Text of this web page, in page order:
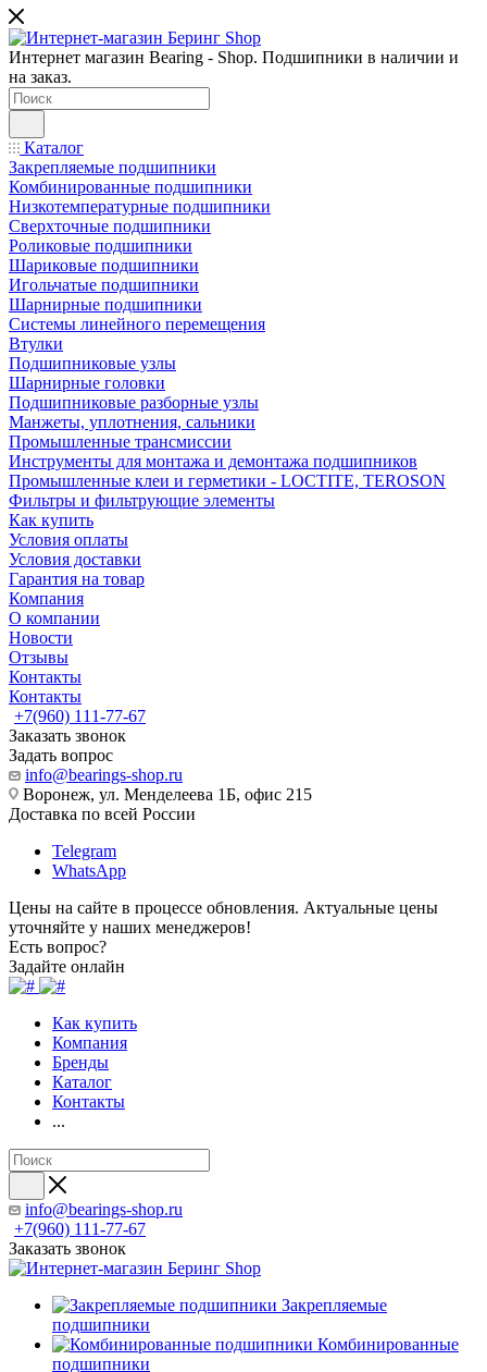
Интернет магазин Bearing - Shop. Подшипники в наличии и
на заказ.
Каталог
Закрепляемые подшипники
Комбинированные подшипники
Низкотемпературные подшипники
Сверхточные подшипники
Роликовые подшипники
Шариковые подшипники
Игольчатые подшипники
Шарнирные подшипники
Системы линейного перемещения
Втулки
Подшипниковые узлы
Шарнирные головки
Подшипниковые разборные узлы
Манжеты, уплотнения, сальники
Промышленные трансмиссии
Инструменты для монтажа и демонтажа подшипников
Промышленные клеи и герметики - LOCTITE, TEROSON
Фильтры и фильтрующие элементы
Как купить
Условия оплаты
Условия доставки
Гарантия на товар
Компания
О компании
Новости
Отзывы
Контакты
Контакты
+7(960) 111-77-67
Заказать звонок
Задать вопрос
info@bearings-shop.ru
Воронеж, ул. Менделеева 1Б, офис 215
Доставка по всей России
Telegram
WhatsApp
Цены на сайте в процессе обновления. Актуальные цены
уточняйте у наших менеджеров!
Есть вопрос?
Задайте онлайн
Как купить
Компания
Бренды
Каталог
Контакты
...
info@bearings-shop.ru
+7(960) 111-77-67
Заказать звонок
Закрепляемые
подшипники
Комбинированные
подшипники